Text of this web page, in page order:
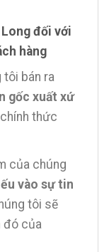
đối với
hàng
tôi bán ra
gốc xuất xứ
thức
của chúng
vào sự tin
tôi sẽ
đó của